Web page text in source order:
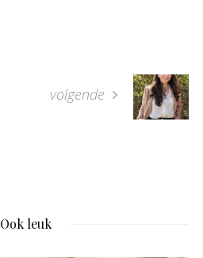
volgende
Ook leuk